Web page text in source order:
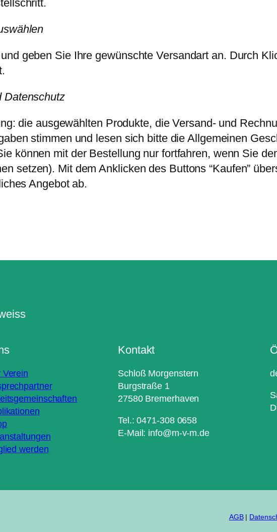
geben Sie Ihre gewünschte Versandart an. Durch
Datenschutz
die ausgewählten Produkte, die Versand- und
stimmen und lesen sich bitte die Allgemeinen
können mit der Bestellung nur fortfahren, wenn Sie
setzen). Mit dem Anklicken des Buttons “Kaufen”
Angebot ab.
Verein
werden
Kontakt
Schloß Morgenstern
Burgstraße 1
27580 Bremerhaven
Tel.: 0471-308 0658
E-Mail: info@m-v-m.de
AGB|